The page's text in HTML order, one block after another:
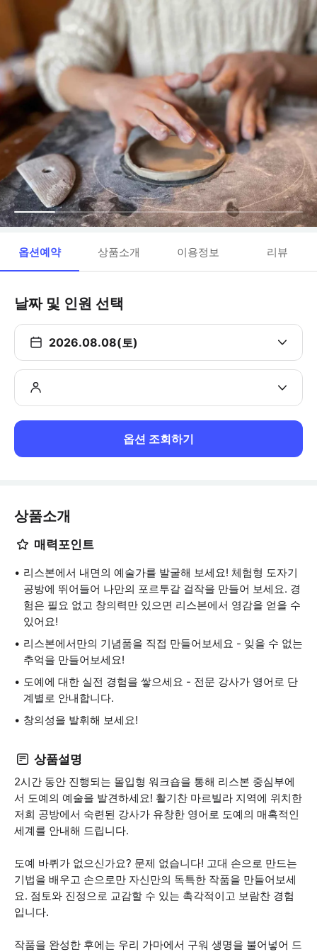
옵션예약 상품소개 이용정보 리뷰
날짜 및 인원 선택
2026.08.08(토)
옵션 조회하기
상품소개
매력포인트
리스본에서 내면의 예술가를 발굴해 보세요! 체험형 도자기
공방에 뛰어들어 나만의 포르투갈 걸작을 만들어 보세요. 경
험은 필요 없고 창의력만 있으면 리스본에서 영감을 얻을 수
있어요!
리스본에서만의 기념품을 직접 만들어보세요 - 잊을 수 없는
추억을 만들어보세요!
도예에 대한 실전 경험을 쌓으세요 - 전문 강사가 영어로 단
계별로 안내합니다.
창의성을 발휘해 보세요!
상품설명
2시간 동안 진행되는 몰입형 워크숍을 통해 리스본 중심부에
서 도예의 예술을 발견하세요! 활기찬 마르빌라 지역에 위치한
저희 공방에서 숙련된 강사가 유창한 영어로 도예의 매혹적인
세계를 안내해 드립니다.
도예 바퀴가 없으신가요? 문제 없습니다! 고대 손으로 만드는
기법을 배우고 손으로만 자신만의 독특한 작품을 만들어보세
요. 점토와 진정으로 교감할 수 있는 촉각적이고 보람찬 경험
입니다.
작품을 완성한 후에는 우리 가마에서 구워 생명을 불어넣어 드